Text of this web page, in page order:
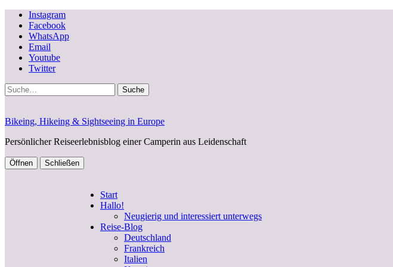
Instagram
Facebook
WhatsApp
Email
Youtube
Twitter
Suche
Bikeing, Hikeing & Sightseeing in Europe
Persönlicher Reiseerlebnisblog einer Camperin aus Leidenschaft
Öffnen Schließen
Start
Hallo!
Neugierig und interessiert unterwegs
Reise-Blog
Deutschland
Frankreich
Italien